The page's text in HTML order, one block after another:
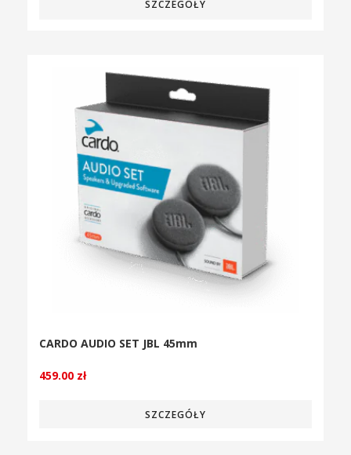
SZCZEGÓŁY
CARDO AUDIO SET JBL 45mm
459.00 zł
SZCZEGÓŁY